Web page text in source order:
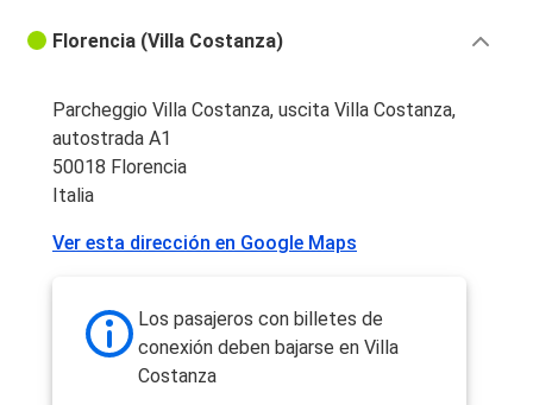
Florencia (Villa Costanza)
Parcheggio Villa Costanza, uscita Villa Costanza,
autostrada A1
50018 Florencia
Italia
Ver esta dirección en Google Maps
Los pasajeros con billetes de
conexión deben bajarse en Villa
Costanza